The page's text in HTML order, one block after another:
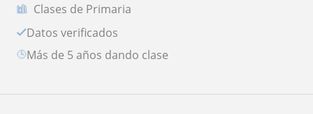
Clases de Primaria
Datos verificados
más de 5 años dando clase